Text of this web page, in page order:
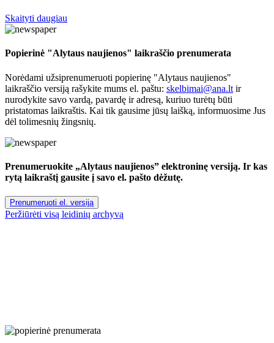
Skaityti daugiau
Popierinė "Alytaus naujienos" laikraščio prenumerata
Norėdami užsiprenumeruoti popierinę "Alytaus naujienos"
laikraščio versiją rašykite mums el. paštu: skelbimai@ana.lt ir
nurodykite savo vardą, pavardę ir adresą, kuriuo turėtų būti
pristatomas laikraštis. Kai tik gausime jūsų laišką, informuosime Jus
dėl tolimesnių žingsnių.
Prenumeruokite „Alytaus naujienos” elektroninę versiją. Ir kas
rytą laikraštį gausite į savo el. pašto dėžutę.
Prenumeruoti el. versiją
Peržiūrėti visą leidinių archyvą